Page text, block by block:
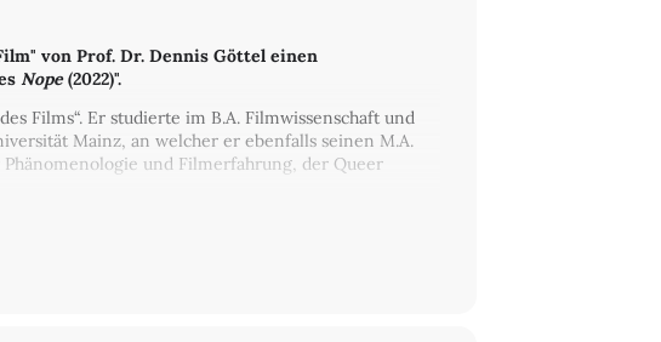
von Prof. Dr. Dennis Göttel einen
Nope(2022)".
Films“. Er studierte im B.A. Filmwissenschaft und
Mainz, an welcher er ebenfalls seinen M.A.
und Filmerfahrung, der Queer